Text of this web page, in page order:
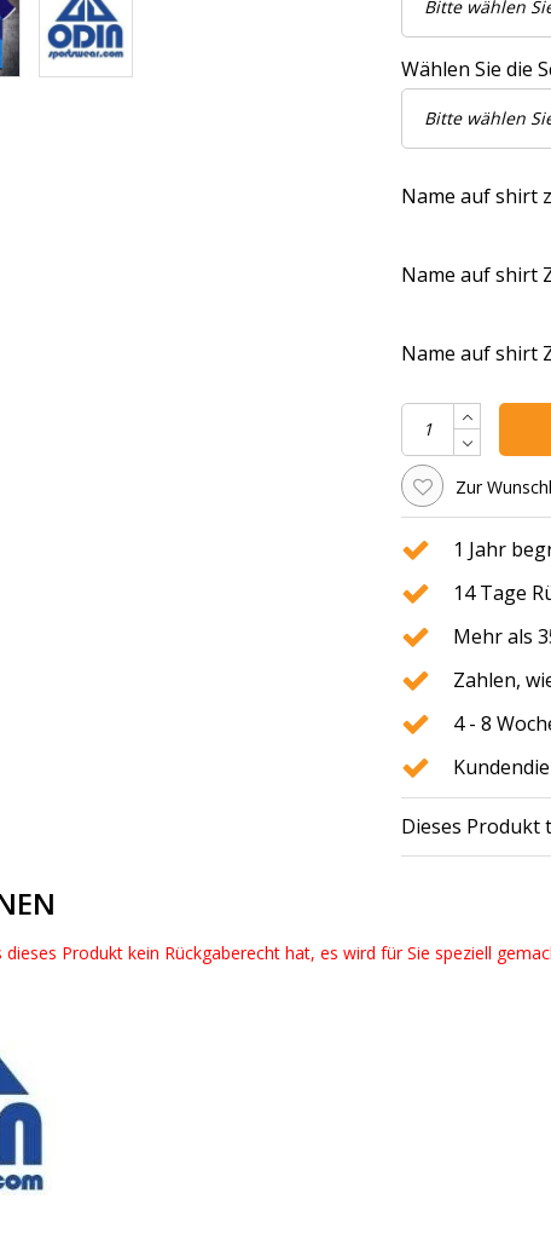
Wählen Sie die
Name auf shirt
Name auf shirt
Name auf shirt
Zur
1 Jahr
14 Tage
Mehr als
Zahlen,
4 - 8
Dieses Produkt
Produkt kein Rückgaberecht hat, es wird für Sie speziell